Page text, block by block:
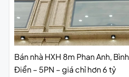
Bán nhà HXH 8m Phan Anh,
Điển – 5PN – giá chỉ hơn 6 tỷ